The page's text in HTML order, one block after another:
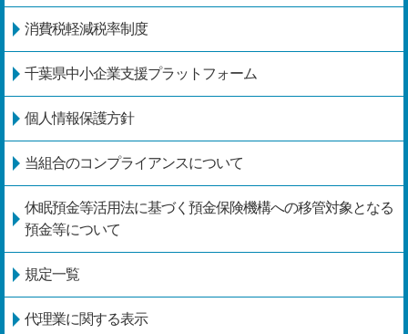
消費税軽減税率制度
千葉県中小企業支援プラットフォーム
個人情報保護方針
当組合のコンプライアンスについて
休眠預金等活用法に基づく預金保険機構への移管対象となる
預金等について
規定一覧
代理業に関する表示